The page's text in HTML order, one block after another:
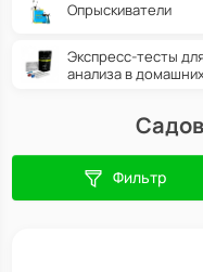
Опрыскиватели
Экспресс-тесты
анализа в
Фильтр